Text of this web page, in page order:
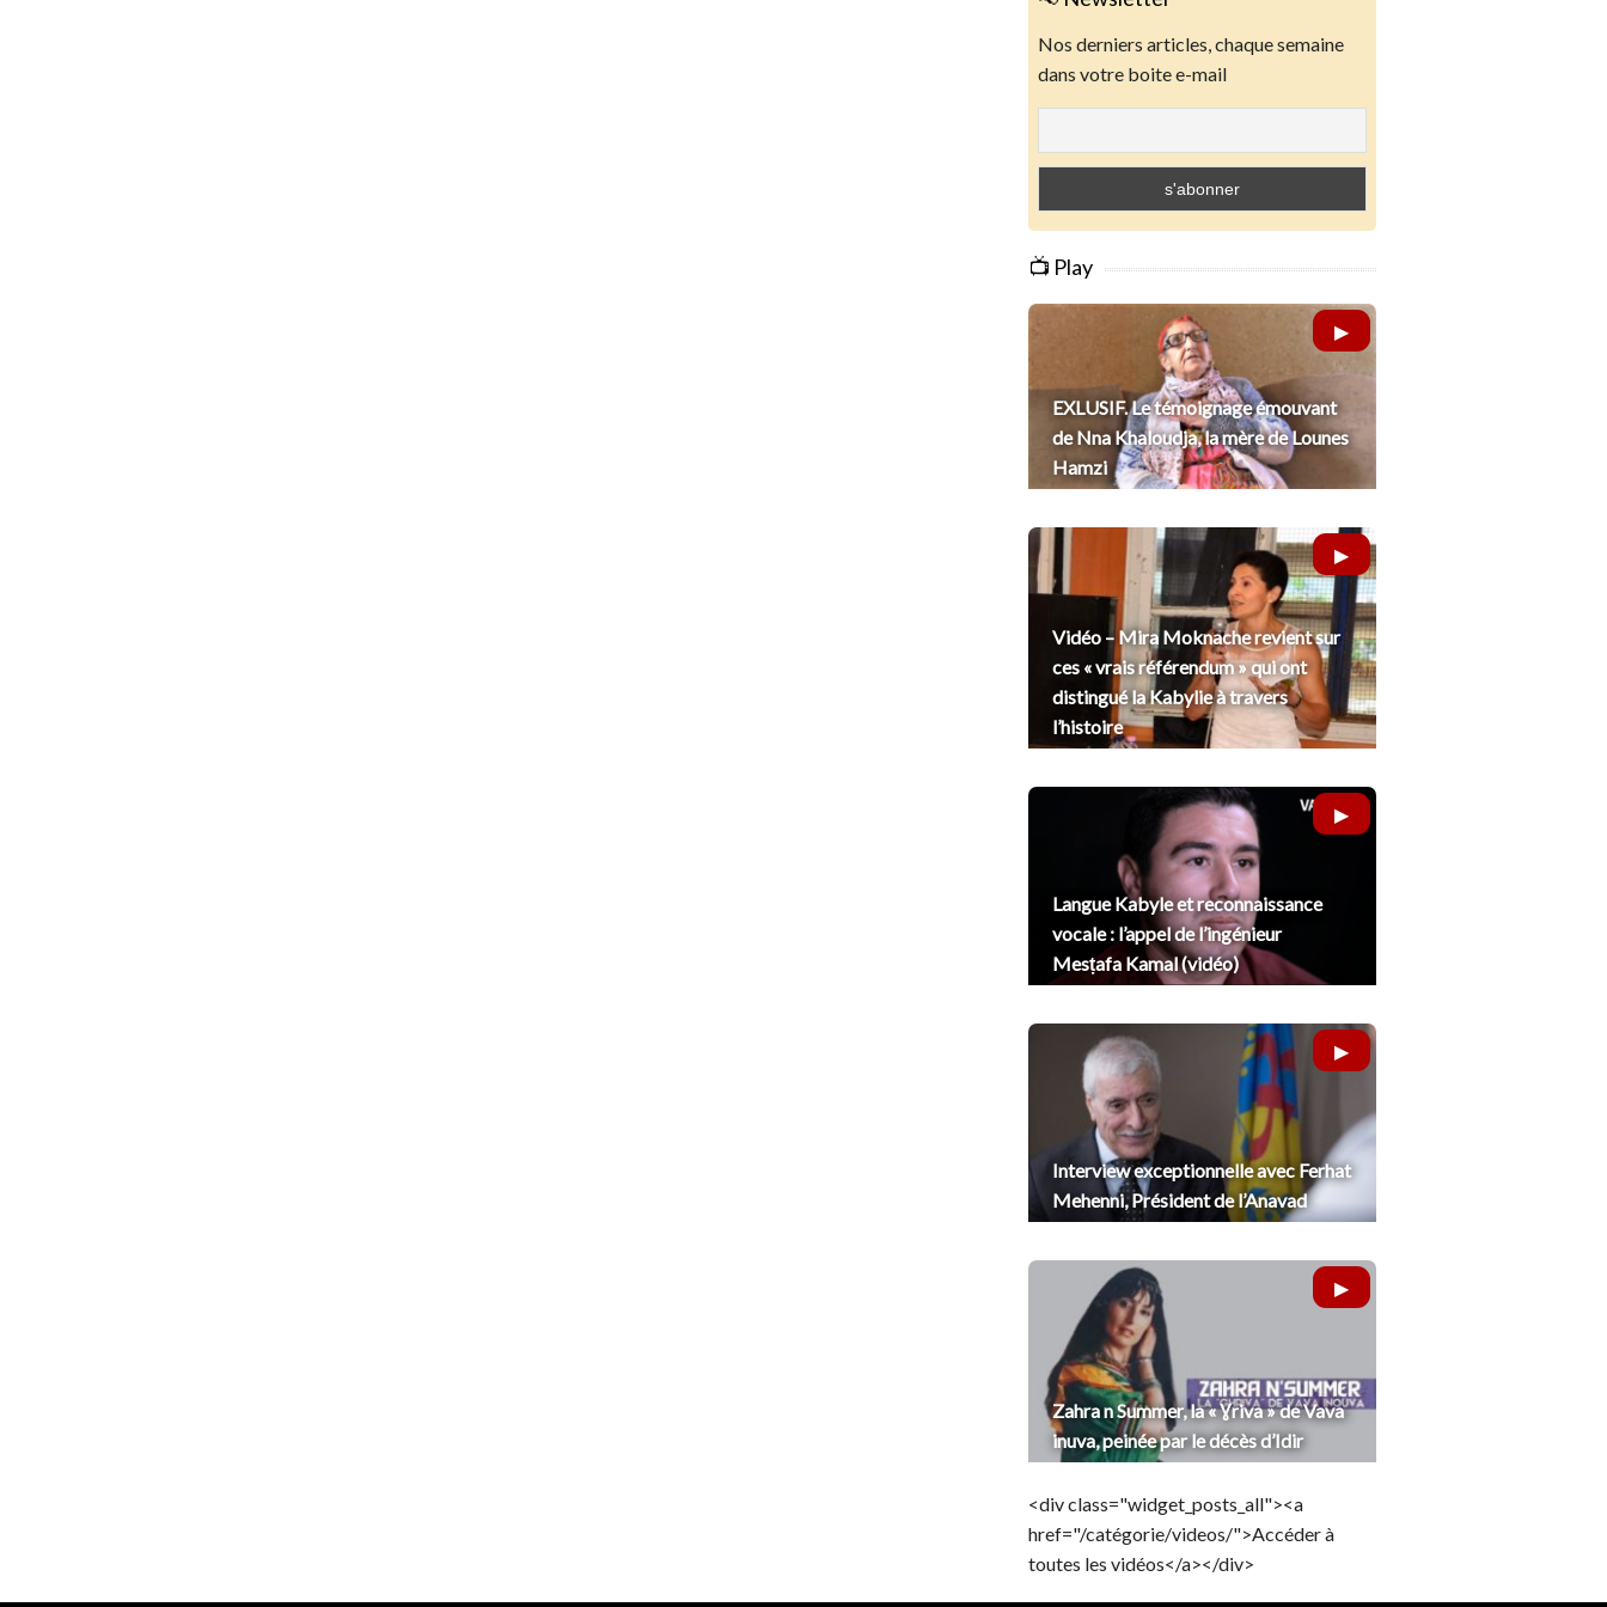
Nos derniers articles, chaque semaine
dans votre boite e-mail
📺 Play
EXLUSIF. Le témoignage émouvant
de Nna Khaloudja, la mère de Lounes
Hamzi
Vidéo – Mira Moknache revient sur
ces « vrais référendum » qui ont
distingué la Kabylie à travers
l’histoire
Langue Kabyle et reconnaissance
vocale : l’appel de l’ingénieur
Mesṭafa Kamal (vidéo)
Interview exceptionnelle avec Ferhat
Mehenni, Président de l’Anavad
Zahra n Summer, la « Ɣriva » de Vava
inuva, peinée par le décès d’Idir
<div class="widget_posts_all"><a
href="/catégorie/videos/">Accéder à
toutes les vidéos</a></div>